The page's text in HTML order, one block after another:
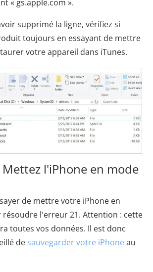
« gs.apple.com ».
supprimé la ligne, vérifiez si
toujours en essayant de mettre
votre appareil dans iTunes.
l'iPhone en mode
de mettre votre iPhone en
résoudre l'erreur 21. Attention : cette
toutes vos données. Il est donc
de sauvegarder votre iPhone au